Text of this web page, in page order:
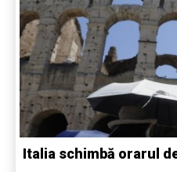
Italia schimbă orarul